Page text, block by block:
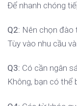
Để nhanh chóng
Q2: Nên chọn đào
Tùy vào nhu cầu
Q3: Có cần ngân
Không, bạn có thể